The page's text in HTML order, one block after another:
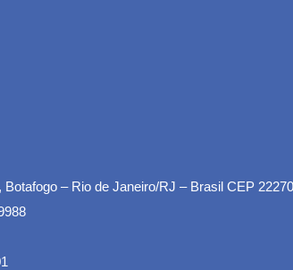
– Rio de Janeiro/RJ – Brasil CEP